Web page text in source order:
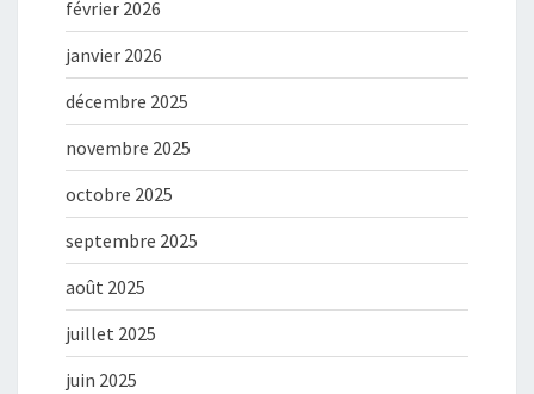
février 2026
janvier 2026
décembre 2025
novembre 2025
octobre 2025
septembre 2025
août 2025
juillet 2025
juin 2025